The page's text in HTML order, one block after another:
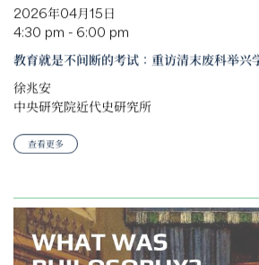
2026年04月15日
4:30 pm - 6:00 pm
教育就是不间断的考试：重访清末废科举兴
徐兆安
中央研究院近代史研究所
查看更多